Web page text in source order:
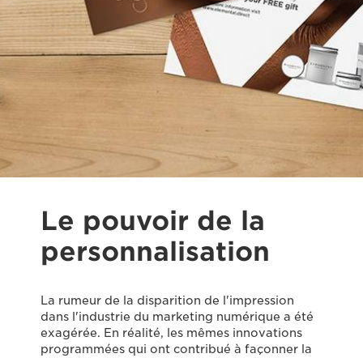
Le pouvoir de la
personnalisation
La rumeur de la disparition de l'impression
dans l'industrie du marketing numérique a été
exagérée. En réalité, les mêmes innovations
programmées qui ont contribué à façonner la